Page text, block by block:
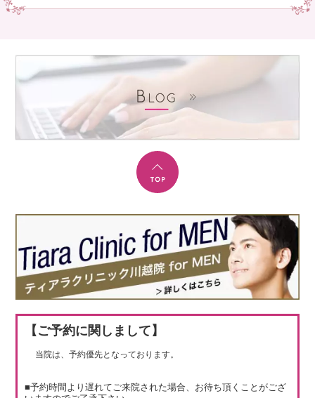
【ご予約に関しまして】
当院は、予約優先となっております。
■予約時間より遅れてご来院された場合、お待ち頂くことがござ